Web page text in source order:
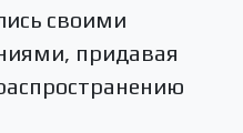
своими
придавая